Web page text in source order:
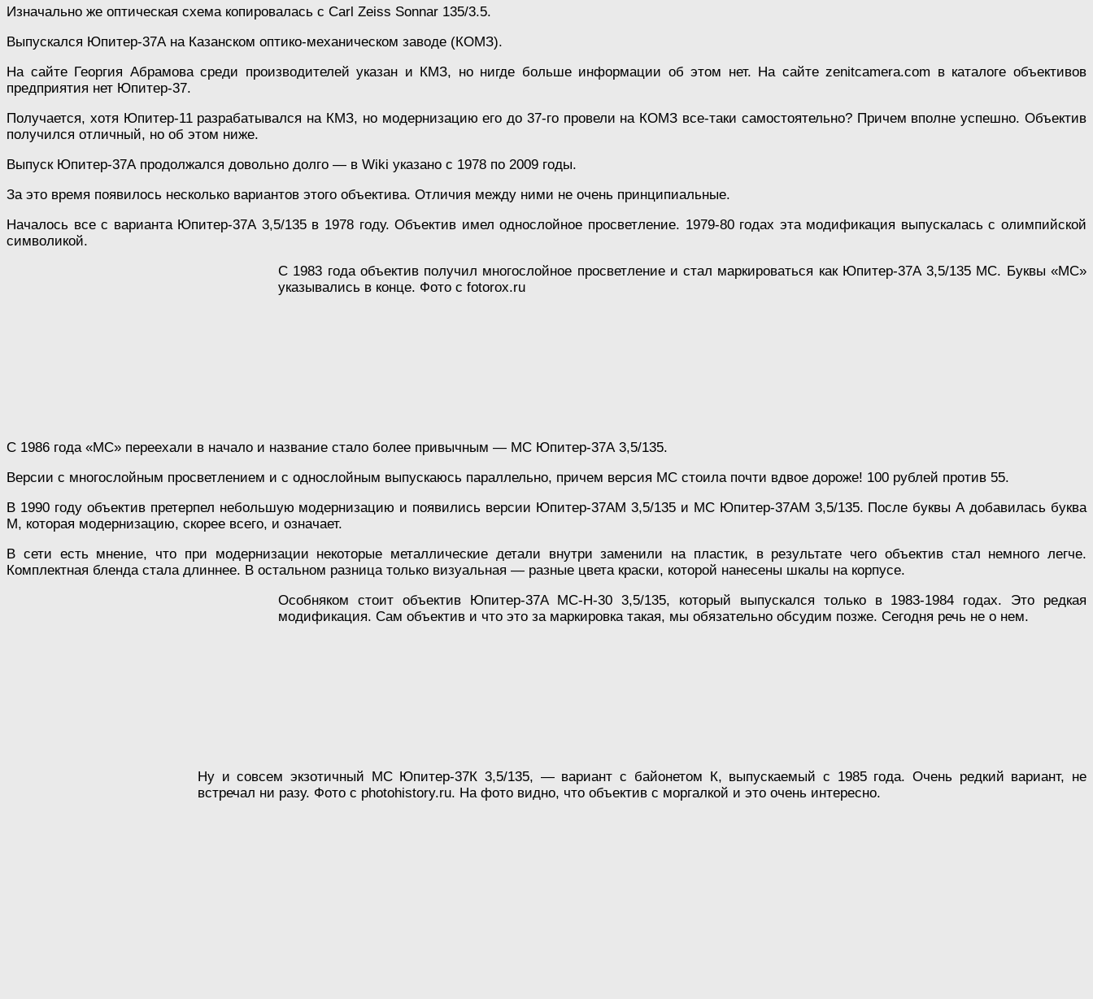
Изначально же оптическая схема копировалась с Carl Zeiss Sonnar 135/3.5.
Выпускался Юпитер-37А на Казанском оптико-механическом заводе (КОМЗ).
На сайте Георгия Абрамова среди производителей указан и КМЗ, но нигде больше информации об этом нет. На сайте zenitcamera.com в каталоге объективов
предприятия нет Юпитер-37.
Получается, хотя Юпитер-11 разрабатывался на КМЗ, но модернизацию его до 37-го провели на КОМЗ все-таки самостоятельно? Причем вполне успешно. Объектив
получился отличный, но об этом ниже.
Выпуск Юпитер-37А продолжался довольно долго — в Wiki указано с 1978 по 2009 годы.
За это время появилось несколько вариантов этого объектива. Отличия между ними не очень принципиальные.
Началось все с варианта Юпитер-37А 3,5/135 в 1978 году. Объектив имел однослойное просветление. 1979-80 годах эта модификация выпускалась с олимпийской
символикой.
С 1983 года объектив получил многослойное просветление и стал маркироваться как Юпитер-37А 3,5/135 МС. Буквы «МС»
указывались в конце. Фото с fotorox.ru
С 1986 года «МС» переехали в начало и название стало более привычным — МС Юпитер-37А 3,5/135.
Версии с многослойным просветлением и с однослойным выпускаюсь параллельно, причем версия МС стоила почти вдвое дороже! 100 рублей против 55.
В 1990 году объектив претерпел небольшую модернизацию и появились версии Юпитер-37АМ 3,5/135 и МС Юпитер-37АМ 3,5/135. После буквы А добавилась буква
М, которая модернизацию, скорее всего, и означает.
В сети есть мнение, что при модернизации некоторые металлические детали внутри заменили на пластик, в результате чего объектив стал немного легче.
Комплектная бленда стала длиннее. В остальном разница только визуальная — разные цвета краски, которой нанесены шкалы на корпусе.
Особняком стоит объектив Юпитер-37А МС-Н-30 3,5/135, который выпускался только в 1983-1984 годах. Это редкая
модификация. Сам объектив и что это за маркировка такая, мы обязательно обсудим позже. Сегодня речь не о нем.
Ну и совсем экзотичный МС Юпитер-37К 3,5/135, — вариант с байонетом К, выпускаемый с 1985 года. Очень редкий вариант, не
встречал ни разу. Фото с photohistory.ru. На фото видно, что объектив с моргалкой и это очень интересно.